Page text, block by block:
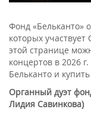
Фонд «Бельканто»
которых
этой странице
концертов в 2026
Бельканто и
Органный дуэт
Лидия Савинкова)